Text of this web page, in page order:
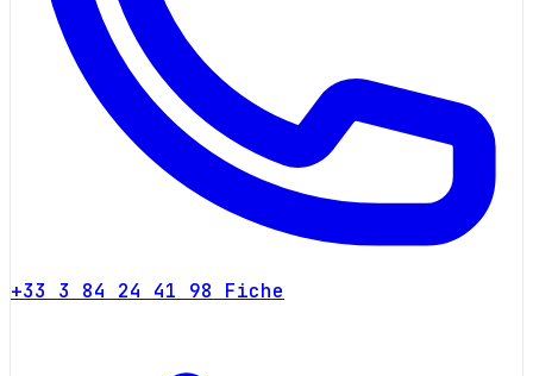
+33 3 84 24 41 98 Fiche